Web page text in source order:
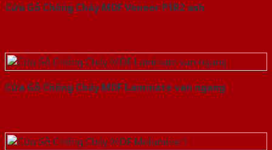
Cửa Gỗ Chống Cháy MDF Veneer P1R2 ash
Cửa Gỗ Chống Cháy MDF Laminate van ngang